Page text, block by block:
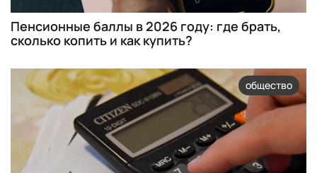
Пенсионные баллы в 2026 году: где брать,
сколько копить и как купить?
общество